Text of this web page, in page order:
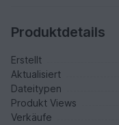
Produktdetails
Erstellt
Aktualisiert
Dateitypen
Produkt Views
Verkäufe